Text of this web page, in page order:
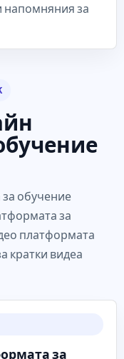
напомняния за
обучение
за
платформата
кратки видеа
за